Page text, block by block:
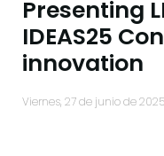
Presenting
IDEAS25
innovation
viernes, 27 de junio de 2025